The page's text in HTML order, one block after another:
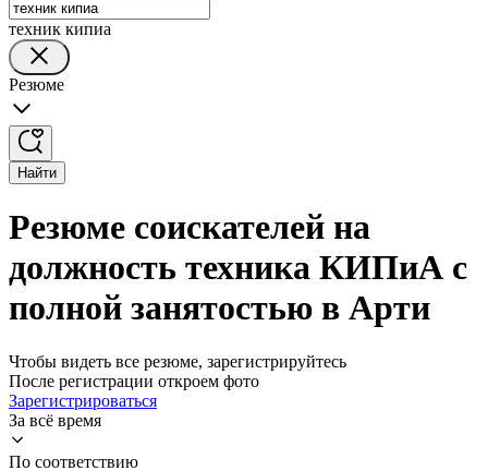
техник кипиа
Резюме
Найти
Резюме соискателей на
должность техника КИПиА с
полной занятостью в Арти
Чтобы видеть все резюме, зарегистрируйтесь
После регистрации откроем фото
Зарегистрироваться
За всё время
По соответствию